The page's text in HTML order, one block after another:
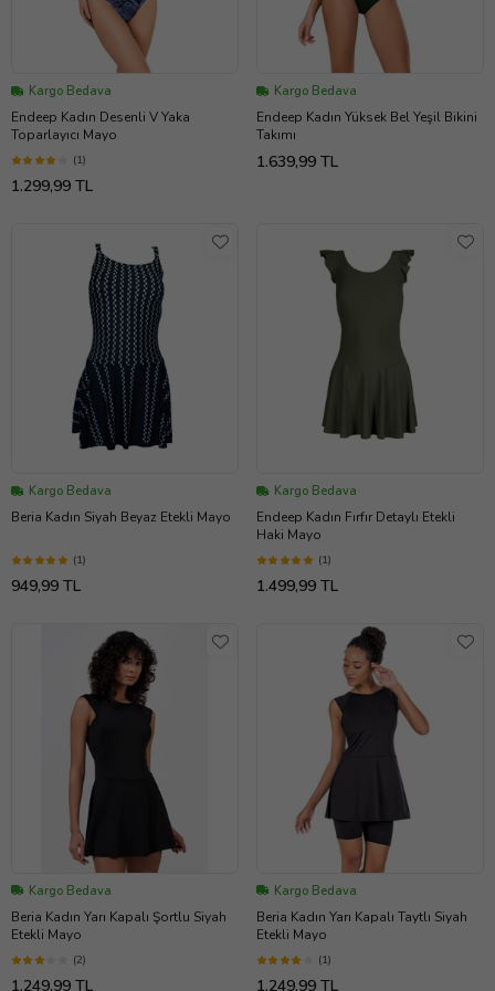
Kargo Bedava
Endeep Kadın Desenli V Yaka
Toparlayıcı Mayo
(1)
1.299,99 TL
Kargo Bedava
Endeep Kadın Yüksek Bel Yeşil Bikini
Takımı
1.639,99 TL
Kargo Bedava
Beria Kadın Siyah Beyaz Etekli Mayo
(1)
949,99 TL
Kargo Bedava
Endeep Kadın Fırfır Detaylı Etekli
Haki Mayo
(1)
1.499,99 TL
Kargo Bedava
Beria Kadın Yarı Kapalı Şortlu Siyah
Etekli Mayo
(2)
1.249,99 TL
Kargo Bedava
Beria Kadın Yarı Kapalı Taytlı Siyah
Etekli Mayo
(1)
1.249,99 TL